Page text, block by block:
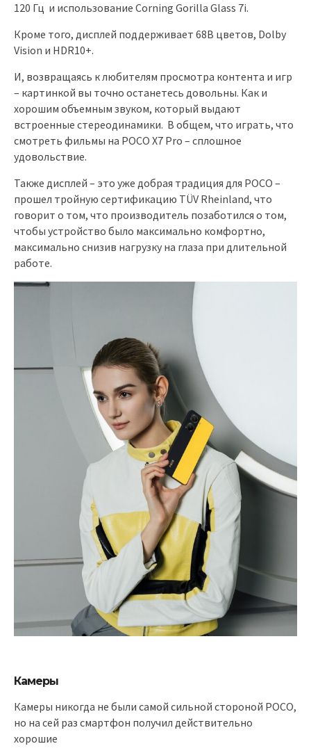
120 Гц и использование Corning Gorilla Glass 7i.
Кроме того, дисплей поддерживает 68B цветов, Dolby
Vision и HDR10+.
И, возвращаясь к любителям просмотра контента и игр
– картинкой вы точно останетесь довольны. Как и
хорошим объемным звуком, который выдают
встроенные стереодинамики. В общем, что играть, что
смотреть фильмы на POCO X7 Pro – сплошное
удовольствие.
Также дисплей – это уже добрая традиция для POCO –
прошел тройную сертификацию TÜV Rheinland, что
говорит о том, что производитель позаботился о том,
чтобы устройство было максимально комфортно,
максимально снизив нагрузку на глаза при длительной
работе.
Камеры
Камеры никогда не были самой сильной стороной POCO,
но на сей раз смартфон получил действительно
хорошие